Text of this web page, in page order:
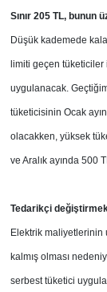
Sınır 205 TL,
Düşük kademede
limiti geçen
uygulanacak.
tüketicisinin Ocak
olacakken, yüksek
ve Aralık ayında 500
Tedarikçi
Elektrik maliyetlerinin
kalmış olması
serbest tüketici